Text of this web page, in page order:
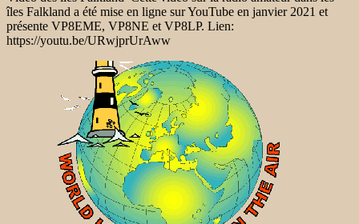
îles Falkland a été mise en ligne sur YouTube en janvier 2021 et
présente VP8EME, VP8NE et VP8LP. Lien:
https://youtu.be/URwjprUrAww